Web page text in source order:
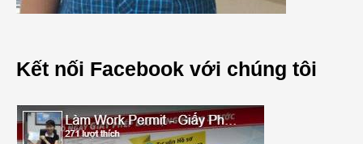
Kết nối Facebook với chúng tôi